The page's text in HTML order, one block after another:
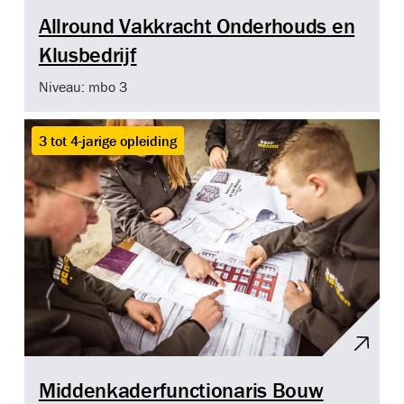
Allround Vakkracht Onderhouds en
Klusbedrijf
Niveau: mbo 3
3 tot 4-jarige opleiding
Middenkaderfunctionaris Bouw